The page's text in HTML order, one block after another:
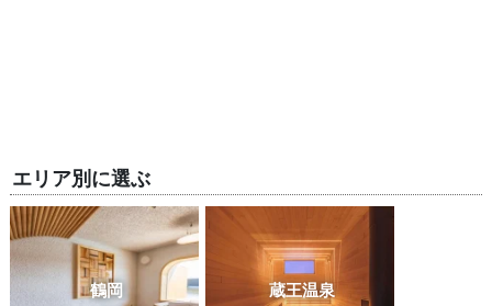
エリア別に選ぶ
鶴岡 蔵王温泉